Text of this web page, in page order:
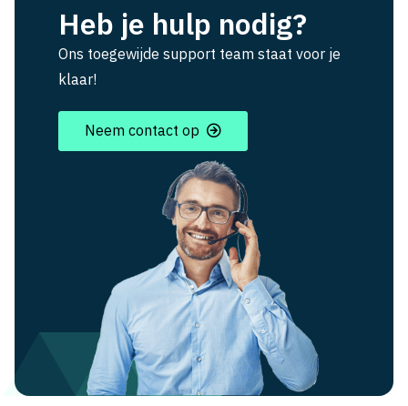
Heb je hulp nodig?
Ons toegewijde support team staat voor je
klaar!
Neem contact op